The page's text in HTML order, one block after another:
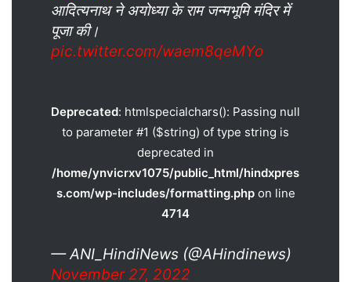
आदित्यनाथ ने अयोध्या के राम जन्मभूमि मंदिर में
पूजा की।
pic.twitter.com/waem8qeMYo
Deprecated: htmlspecialchars(): Passing null
to parameter #1 ($string) of type string is
deprecated in
/home/ynvicrxv1075/public_html/hindxpres
s.com/wp-includes/formatting.phpon line
4714
— ANI_HindiNews (@AHindinews)
November 27, 2022